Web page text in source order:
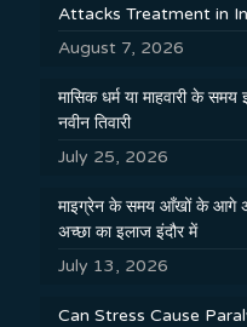
Attacks Treatment in
August 7, 2026
मासिक धर्म या माहवारी के
नवीन तिवारी
July 25, 2026
माइग्रेन के समय आँखों के आगे
अच्छा का इलाज इंदौर में
July 13, 2026
Can Stress Cause